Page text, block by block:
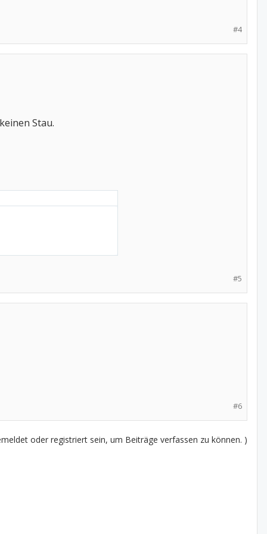
#4
Stau.
#5
#6
oder registriert sein, um Beiträge verfassen zu können. )